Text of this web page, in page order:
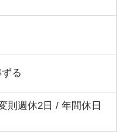
る
則週休2日 / 年間休日